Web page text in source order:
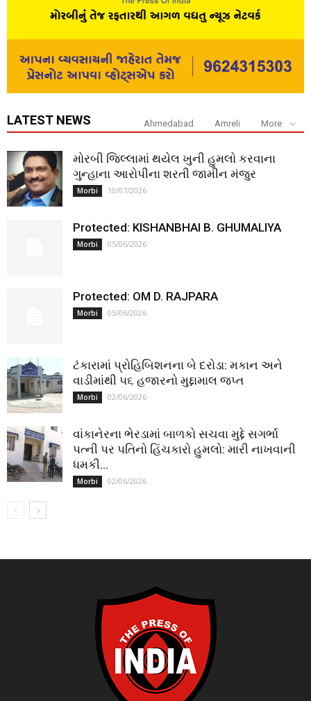
LATEST NEWS Ahmedabad Amreli More
મોરબી જિલ્લામાં થયેલ ખુની હુમલો કરવાના
ગુન્હાના આરોપીના શરતી જામીન મંજુર
Morbi 10/07/2026
Protected: KISHANBHAI B. GHUMALIYA
Morbi 05/06/2026
Protected: OM D. RAJPARA
Morbi 05/06/2026
ટંકારામાં પ્રોહિબિશનના બે દરોડા: મકાન અને
વાડીમાંથી ૫૬ હજારનો મુદ્દામાલ જપ્ત
Morbi 02/06/2026
વાંકાનેરના ભેરડામાં બાળકો સચવા મુદ્દે સગર્ભા
પત્ની પર પતિનો હિંચકારો હુમલો: મારી નાખવાની
ધમકી...
Morbi 02/06/2026